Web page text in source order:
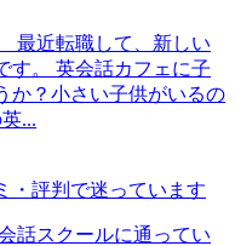
最近転職して、新しい
す。 英会話カフェに子
か？小さい子供がいるの
...
・評判で迷っています
話スクールに通ってい